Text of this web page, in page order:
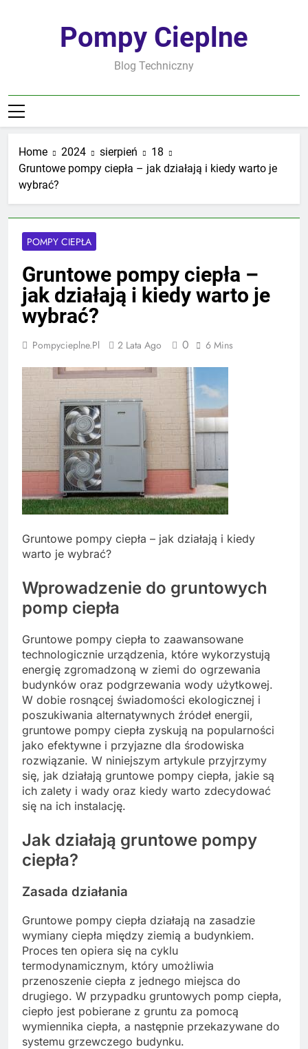
Pompy Cieplne
Blog Techniczny
Home 2024 sierpień
18
Gruntowe pompy ciepła – jak działają i kiedy warto je
wybrać?
POMPY CIEPŁA
Gruntowe pompy ciepła –
jak działają i kiedy warto je
wybrać?
Pompycieplne.pl 2 Lata Ago 0 6 Mins
Gruntowe pompy ciepła – jak działają i kiedy
warto je wybrać?
Wprowadzenie do gruntowych
pomp ciepła
Gruntowe pompy ciepła to zaawansowane
technologicznie urządzenia, które wykorzystują
energię zgromadzoną w ziemi do ogrzewania
budynków oraz podgrzewania wody użytkowej.
W dobie rosnącej świadomości ekologicznej i
poszukiwania alternatywnych źródeł energii,
gruntowe pompy ciepła zyskują na popularności
jako efektywne i przyjazne dla środowiska
rozwiązanie. W niniejszym artykule przyjrzymy
się, jak działają gruntowe pompy ciepła, jakie są
ich zalety i wady oraz kiedy warto zdecydować
się na ich instalację.
Jak działają gruntowe pompy
ciepła?
Zasada działania
Gruntowe pompy ciepła działają na zasadzie
wymiany ciepła między ziemią a budynkiem.
Proces ten opiera się na cyklu
termodynamicznym, który umożliwia
przenoszenie ciepła z jednego miejsca do
drugiego. W przypadku gruntowych pomp ciepła,
ciepło jest pobierane z gruntu za pomocą
wymiennika ciepła, a następnie przekazywane do
systemu grzewczego budynku.